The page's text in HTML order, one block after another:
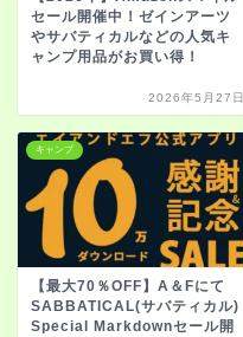
セール開催中！ゼインアーツ
やサバティカルなどの人気キ
ャンプ用品がお買い得！
2026年5月27日
キャンプ
【最大70％OFF】A＆Fにて
SABBATICAL(サバティカル)
Special Markdownセール開